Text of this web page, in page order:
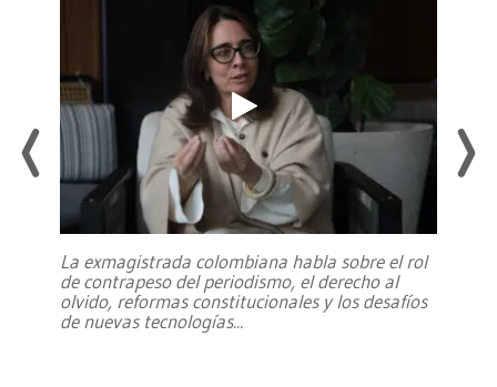
La exmagistrada colombiana habla sobre el rol
de contrapeso del periodismo, el derecho al
olvido, reformas constitucionales y los desafíos
de nuevas tecnologías...